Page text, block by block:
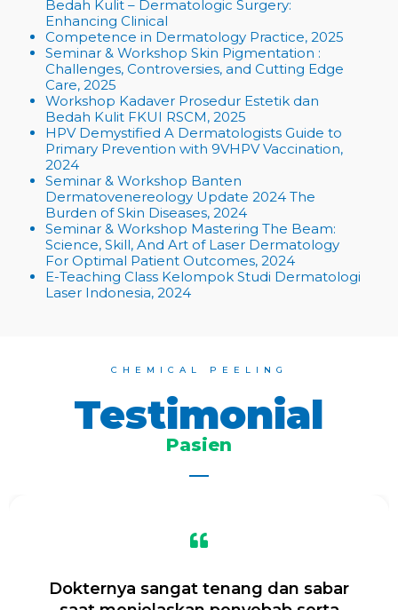
Bedah Kulit – Dermatologic Surgery:
Enhancing Clinical
Competence in Dermatology Practice, 2025
Seminar & WorkshopSkin Pigmentation :
Challenges, Controversies, and Cutting Edge
Care, 2025
Workshop Kadaver Prosedur Estetik dan
Bedah Kulit FKUI RSCM, 2025
HPV Demystified A Dermatologists Guide to
Primary Prevention with 9VHPV Vaccination,
2024
Seminar & Workshop Banten
Dermatovenereology Update 2024 The
Burden of Skin Diseases,2024
Seminar & Workshop Mastering The Beam:
Science, Skill, And Art of Laser Dermatology
For Optimal PatientOutcomes, 2024
E-Teaching Class Kelompok Studi Dermatologi
Laser Indonesia, 2024
CHEMICAL PEELING
Testimonial
Pasien
Dokternya sangat tenang dan sabar